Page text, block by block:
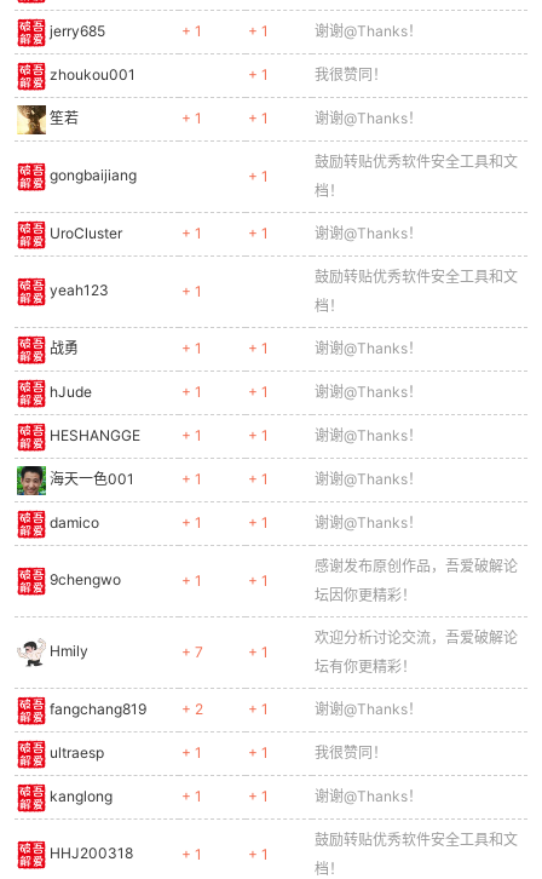
jerry685 + 1 + 1 谢谢@Thanks！
zhoukou001 + 1 我很赞同！
笙若 + 1 + 1 谢谢@Thanks！
gongbaijiang + 1
鼓励转贴优秀软件安全工具和文
档！
UroCluster + 1 + 1 谢谢@Thanks！
yeah123 + 1
鼓励转贴优秀软件安全工具和文
档！
战勇 + 1 + 1 谢谢@Thanks！
hJude + 1 + 1 谢谢@Thanks！
HESHANGGE + 1 + 1 谢谢@Thanks！
海天一色001 + 1 + 1 谢谢@Thanks！
damico + 1 + 1 谢谢@Thanks！
9chengwo + 1 + 1
感谢发布原创作品，吾爱破解论
坛因你更精彩！
Hmily + 7 + 1
欢迎分析讨论交流，吾爱破解论
坛有你更精彩！
fangchang819 + 2 + 1 谢谢@Thanks！
ultraesp + 1 + 1 我很赞同！
kanglong + 1 + 1 谢谢@Thanks！
HHJ200318 + 1 + 1
鼓励转贴优秀软件安全工具和文
档！